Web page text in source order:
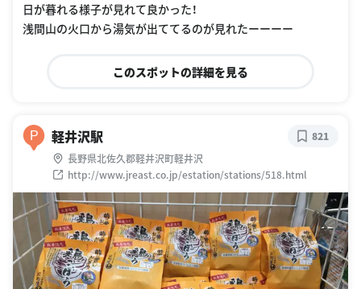
日が暮れる様子が見れて良かった！
浅間山の火口から湯気が出ててるのが見れたーーーー
このスポットの詳細を見る
P 軽井沢駅
長野県北佐久郡軽井沢町軽井沢
http://www.jreast.co.jp/estation/stations/518.html
821